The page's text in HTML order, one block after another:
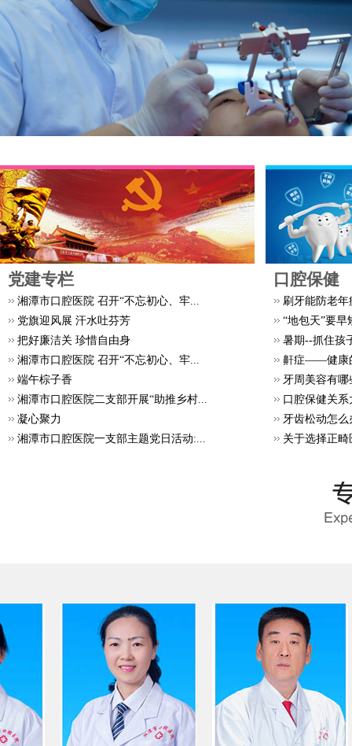
党建专栏
湘潭市口腔医院 召开“不忘初心、牢...
党旗迎风展 汗水吐芬芳
把好廉洁关 珍惜自由身
湘潭市口腔医院 召开“不忘初心、牢...
端午棕子香
湘潭市口腔医院二支部开展“助推乡村...
凝心聚力
湘潭市口腔医院一支部主题党日活动:...
口腔保健
刷牙能防老年
“地包天”要早
暑期--抓住孩
鼾症——健康
牙周美容有哪
口腔保健关系
牙齿松动怎么
关于选择正